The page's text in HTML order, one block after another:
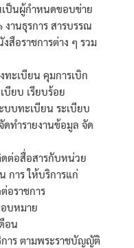
เป็นผู้กำหนดขอบข่าย
ธุรการ สารบรรณ
สือราชการต่าง ๆ รวม
เบียน คุมการเบิก
บียบ เรียบร้อย
ทะเบียน ระเบียบ
ทำรายงานข้อมูล จัด
อสื่อสารกับหน่วย
การ ให้บริการแก่
อราชการ
หมาย
อน
การ ตามพระราชบัญญัติ